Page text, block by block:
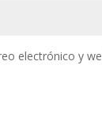
electrónico y